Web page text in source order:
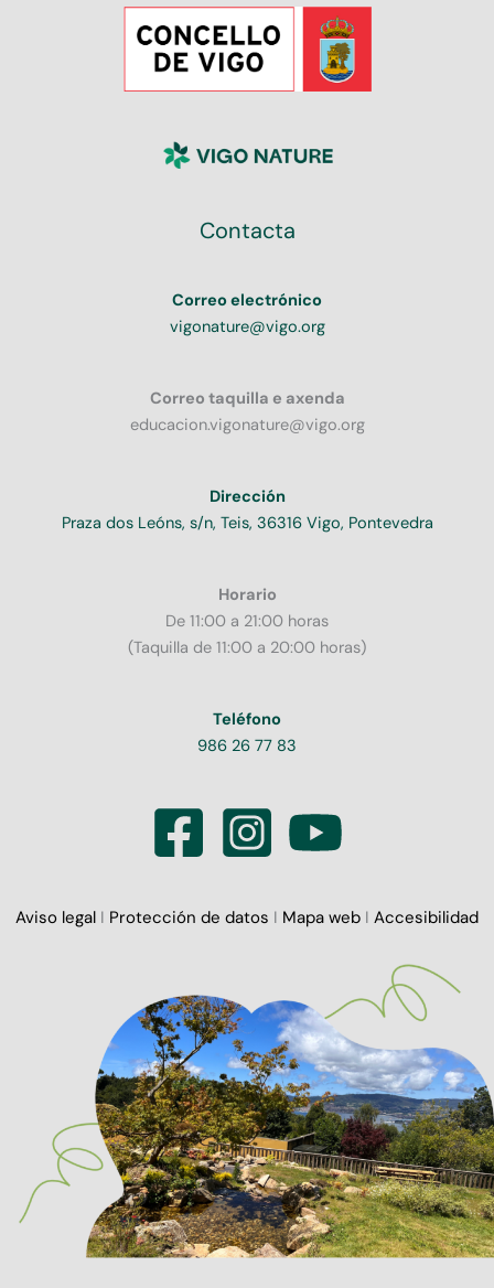
Contacta
Correo electrónico
vigonature@vigo.org
Correo taquilla e axenda
educacion.vigonature@vigo.org
Dirección
Praza dos Leóns, s/n, Teis, 36316 Vigo, Pontevedra
Horario
De 11:00 a 21:00 horas
(Taquilla de 11:00 a 20:00 horas)
Teléfono
986 26 77 83
Aviso legal I Protección de datos I Mapa web I Accesibilidad